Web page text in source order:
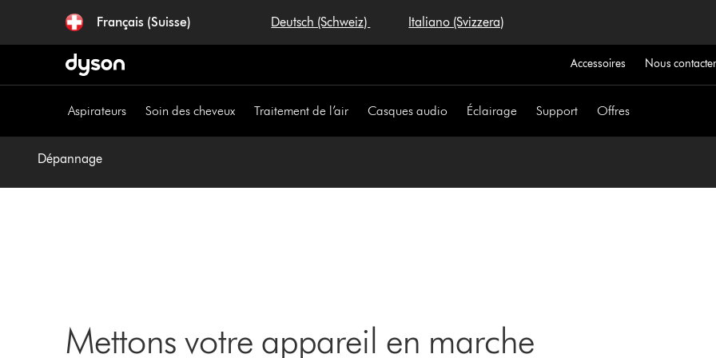
pages
Français (Suisse) Deutsch (Schweiz) Italiano (Svizzera)
Accessoires Nous contacter
Aspirateurs Soin des cheveux Traitement de l’air Casques audio Éclairage Support Offres
Dépannage
Mettons votre appareil en marche